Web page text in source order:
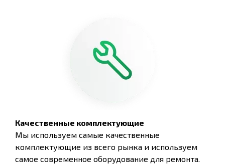
Качественные комплектующие
Мы используем самые качественные
комплектующие из всего рынка и используем
самое современное оборудование для ремонта.